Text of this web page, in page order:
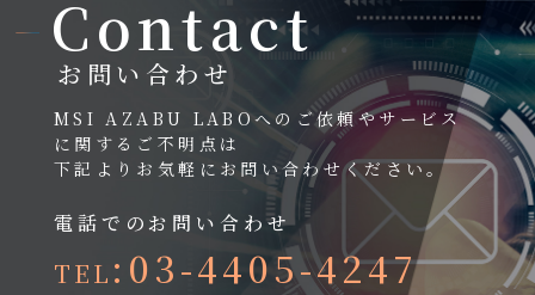
Contact
お問い合わせ
MSI AZABU LABOへのご依頼やサービス
に関するご不明点は
下記よりお気軽にお問い合わせください。
電話でのお問い合わせ
TEL :03-4405-4247